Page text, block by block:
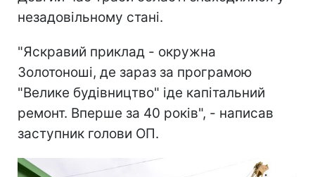
незадовільному стані.
"Яскравий приклад - окружна
Золотоноші, де зараз за програмою
"Велике будівництво" іде капітальний
ремонт. Вперше за 40 років", - написав
заступник голови ОП.